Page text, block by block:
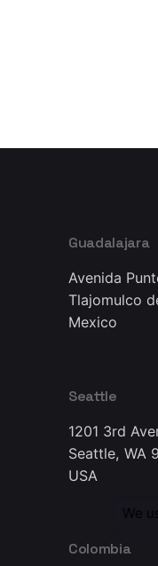
Guadalajara
Avenida
Tlajomulco
Mexico
Seattle
1201 3rd
Seattle, WA
USA
Colombia
We